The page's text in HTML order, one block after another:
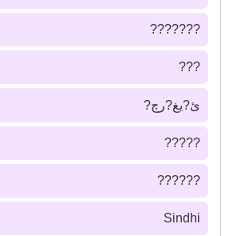
???????
???
ئ?يغ?رچ?
?????
??????
Sindhi